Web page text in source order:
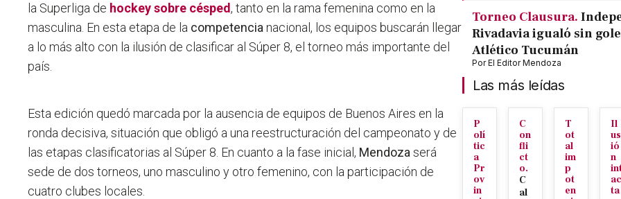
la Superliga de hockey sobre césped, tanto en la rama femenina como en la
masculina. En esta etapa de la competencianacional, los equipos buscarán llegar
a lo más alto con la ilusión de clasificar al Súper 8, el torneo más importante del
país.
Esta edición quedó marcada por la ausencia de equipos de Buenos Aires en la
ronda decisiva, situación que obligó a una reestructuración del campeonato y de
las etapas clasificatorias al Súper 8. En cuanto a la fase inicial, Mendozaserá
sede de dos torneos, uno masculino y otro femenino, con la participación de
cuatro clubes locales.
Torneo Clausura.
Rivadavia igualó sin
Atlético Tucumán
PorEl Editor Mendoza
Las más leídas
P
olí
tic
a
Pr
ov
in
C
on
fli
ct
o.
C
al
T
ot
al
im
p
ot
en
Il
us
ió
n
ac
ta